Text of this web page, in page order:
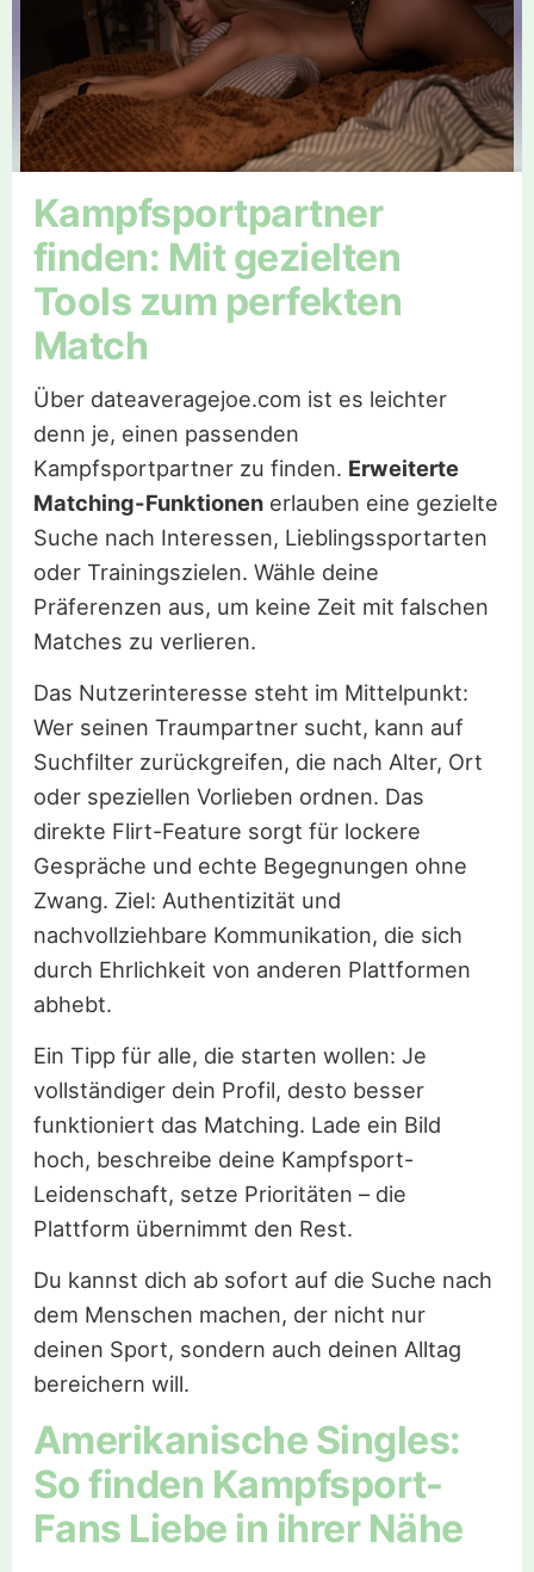
Kampfsportpartner
finden: Mit gezielten
Tools zum perfekten
Match
Über dateaveragejoe.com ist es leichter
denn je, einen passenden
Kampfsportpartner zu finden. Erweiterte
Matching-Funktionenerlauben eine gezielte
Suche nach Interessen, Lieblingssportarten
oder Trainingszielen. Wähle deine
Präferenzen aus, um keine Zeit mit falschen
Matches zu verlieren.
Das Nutzerinteresse steht im Mittelpunkt:
Wer seinen Traumpartner sucht, kann auf
Suchfilter zurückgreifen, die nach Alter, Ort
oder speziellen Vorlieben ordnen. Das
direkte Flirt-Feature sorgt für lockere
Gespräche und echte Begegnungen ohne
Zwang. Ziel: Authentizität und
nachvollziehbare Kommunikation, die sich
durch Ehrlichkeit von anderen Plattformen
abhebt.
Ein Tipp für alle, die starten wollen: Je
vollständiger dein Profil, desto besser
funktioniert das Matching. Lade ein Bild
hoch, beschreibe deine Kampfsport-
Leidenschaft, setze Prioritäten – die
Plattform übernimmt den Rest.
Du kannst dich ab sofort auf die Suche nach
dem Menschen machen, der nicht nur
deinen Sport, sondern auch deinen Alltag
bereichern will.
Amerikanische Singles:
So finden Kampfsport-
Fans Liebe in ihrer Nähe